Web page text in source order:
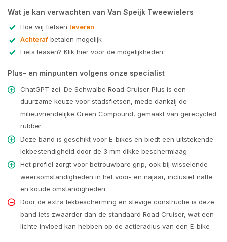
Wat je kan verwachten van Van Speijk Tweewielers
Hoe wij fietsen leveren
Achteraf betalen mogelijk
Fiets leasen? Klik hier voor de mogelijkheden
Plus- en minpunten volgens onze specialist
ChatGPT zei: De Schwalbe Road Cruiser Plus is een
duurzame keuze voor stadsfietsen, mede dankzij de
milieuvriendelijke Green Compound, gemaakt van gerecycled
rubber.
Deze band is geschikt voor E-bikes en biedt een uitstekende
lekbestendigheid door de 3 mm dikke beschermlaag
Het profiel zorgt voor betrouwbare grip, ook bij wisselende
weersomstandigheden in het voor- en najaar, inclusief natte
en koude omstandigheden
Door de extra lekbescherming en stevige constructie is deze
band iets zwaarder dan de standaard Road Cruiser, wat een
lichte invloed kan hebben op de actieradius van een E-bike